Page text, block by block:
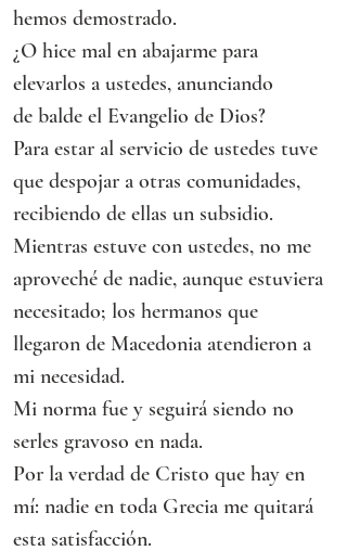
hemos demostrado.
¿O hice mal en abajarme para
elevarlos a ustedes, anunciando
de balde el Evangelio de Dios?
Para estar al servicio de ustedes tuve
que despojar a otras comunidades,
recibiendo de ellas un subsidio.
Mientras estuve con ustedes, no me
aproveché de nadie, aunque estuviera
necesitado; los hermanos que
llegaron de Macedonia atendieron a
mi necesidad.
Mi norma fue y seguirá siendo no
serles gravoso en nada.
Por la verdad de Cristo que hay en
mí: nadie en toda Grecia me quitará
esta satisfacción.